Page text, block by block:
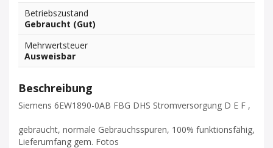
Betriebszustand
Gebraucht (Gut)
Mehrwertsteuer
Ausweisbar
Beschreibung
Siemens 6EW1890-0AB FBG DHS Stromversorgung D E F ,
gebraucht, normale Gebrauchsspuren, 100% funktionsfähig,
Lieferumfang gem. Fotos